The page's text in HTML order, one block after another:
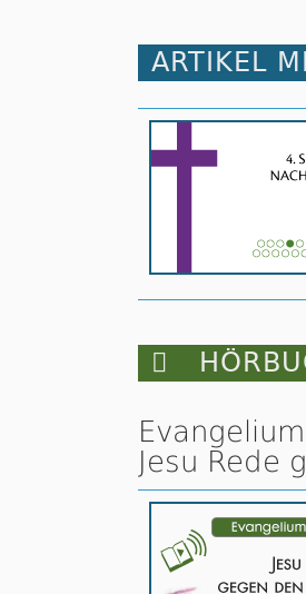
ARTIKEL

Jesu Rede